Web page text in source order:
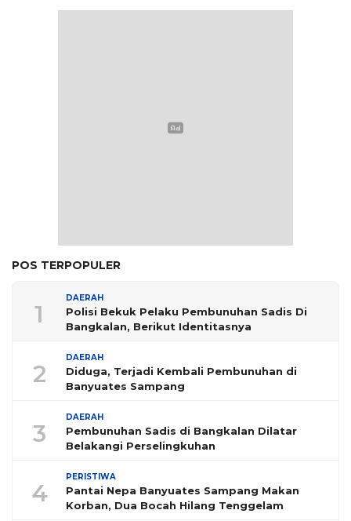
POS TERPOPULER
1
DAERAH
Polisi Bekuk Pelaku Pembunuhan Sadis Di
Bangkalan, Berikut Identitasnya
2
DAERAH
Diduga, Terjadi Kembali Pembunuhan di
Banyuates Sampang
3
DAERAH
Pembunuhan Sadis di Bangkalan Dilatar
Belakangi Perselingkuhan
4
PERISTIWA
Pantai Nepa Banyuates Sampang Makan
Korban, Dua Bocah Hilang Tenggelam